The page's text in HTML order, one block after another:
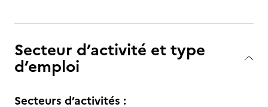
Secteur d’activité et type
d’emploi
Secteurs d’activités :